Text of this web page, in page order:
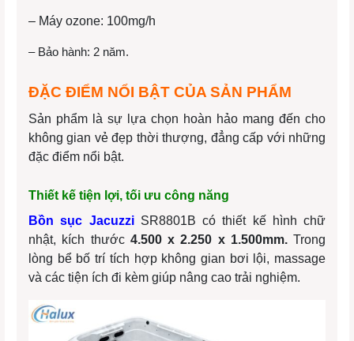
– Máy ozone: 100mg/h
– Bảo hành: 2 năm.
ĐẶC ĐIỂM NỔI BẬT CỦA SẢN PHẨM
Sản phẩm là sự lựa chọn hoàn hảo mang đến cho
không gian vẻ đẹp thời thượng, đẳng cấp với những
đặc điểm nổi bật.
Thiết kế tiện lợi, tối ưu công năng
Bồn sục JacuzziSR8801B có thiết kế hình chữ
nhật, kích thước 4.500 x 2.250 x 1.500mm. Trong
lòng bể bố trí tích hợp không gian bơi lội, massage
và các tiện ích đi kèm giúp nâng cao trải nghiệm.